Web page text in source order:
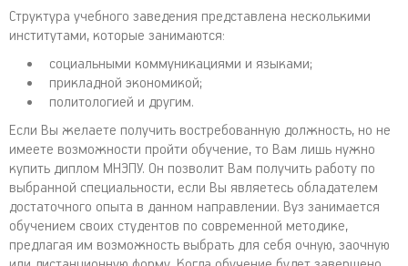
Структура учебного заведения представлена несколькими
институтами, которые занимаются:
социальными коммуникациями и языками;
прикладной экономикой;
политологией и другим.
Если Вы желаете получить востребованную должность, но не
имеете возможности пройти обучение, то Вам лишь нужно
купить диплом МНЭПУ. Он позволит Вам получить работу по
выбранной специальности, если Вы являетесь обладателем
достаточного опыта в данном направлении. Вуз занимается
обучением своих студентов по современной методике,
предлагая им возможность выбрать для себя очную, заочную